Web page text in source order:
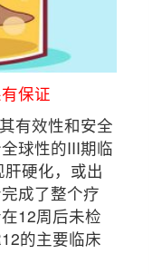
保证
有效性和安全
球性的III期临
硬化，或出
成了整个疗
12周后未检
的主要临床